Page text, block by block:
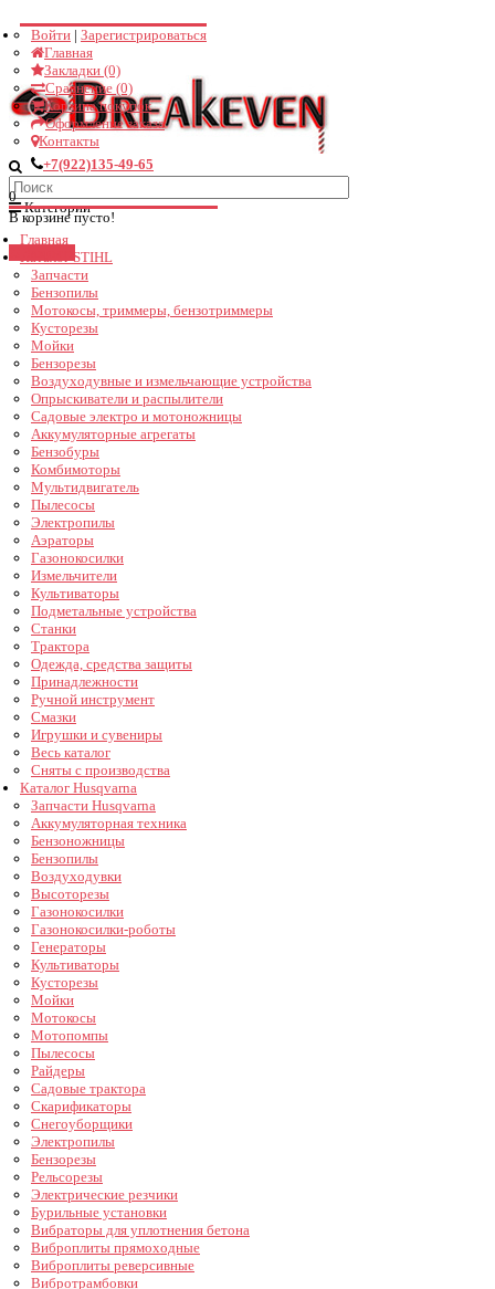
Войти | Зарегистрироваться
Главная
Закладки (0)
Сравнение (0)
Корзина покупок
Оформление заказа
Контакты
+7(922)135-49-65
0
В корзине пусто!
Категории
Главная
Каталог STIHL
Запчасти
Бензопилы
Мотокосы, триммеры, бензотриммеры
Кусторезы
Мойки
Бензорезы
Воздуходувные и измельчающие устройства
Опрыскиватели и распылители
Садовые электро и мотоножницы
Аккумуляторные агрегаты
Бензобуры
Комбимоторы
Мультидвигатель
Пылесосы
Электропилы
Аэраторы
Газонокосилки
Измельчители
Культиваторы
Подметальные устройства
Станки
Трактора
Одежда, средства защиты
Принадлежности
Ручной инструмент
Смазки
Игрушки и сувениры
Весь каталог
Сняты с производства
Каталог Husqvarna
Запчасти Husqvarna
Аккумуляторная техника
Бензоножницы
Бензопилы
Воздуходувки
Высоторезы
Газонокосилки
Газонокосилки-роботы
Генераторы
Культиваторы
Кусторезы
Мойки
Мотокосы
Мотопомпы
Пылесосы
Райдеры
Садовые трактора
Скарификаторы
Снегоуборщики
Электропилы
Бензорезы
Рельсорезы
Электрические резчики
Бурильные установки
Вибраторы для уплотнения бетона
Виброплиты прямоходные
Виброплиты реверсивные
Вибротрамбовки
Поддержка
Не в сети
Здравствуйте! Чем можем помочь?
16:03